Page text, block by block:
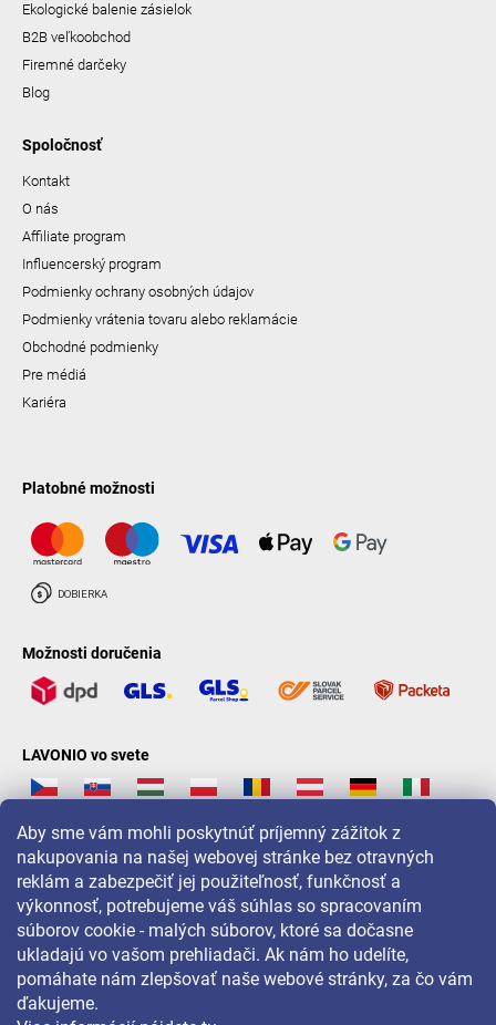
Aby sme vám mohli poskytnúť príjemný zážitok z
nakupovania na našej webovej stránke bez otravných
reklám a zabezpečiť jej použiteľnosť, funkčnosť a
výkonnosť, potrebujeme váš súhlas so spracovaním
súborov cookie - malých súborov, ktoré sa dočasne
ukladajú vo vašom prehliadači. Ak nám ho udelíte,
pomáhate nám zlepšovať naše webové stránky, za čo vám
ďakujeme.
Ekologické balenie zásielok
B2B veľkoobchod
Firemné darčeky
Blog
Spoločnosť
Kontakt
O nás
Affiliate program
Influencerský program
Podmienky ochrany osobných údajov
Podmienky vrátenia tovaru alebo reklamácie
Obchodné podmienky
Pre médiá
Kariéra
Platobné možnosti
Možnosti doručenia
LAVONIO vo svete
Pre akcie, súťaže a zľavy nás sledujte na: